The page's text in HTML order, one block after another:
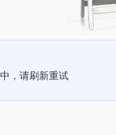
，请刷新重试